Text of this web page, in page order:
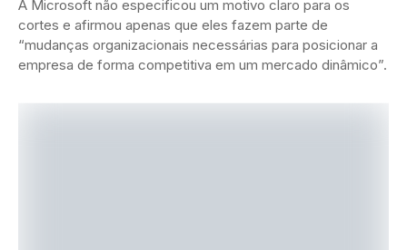
A Microsoft não especificou um motivo claro para os
cortes e afirmou apenas que eles fazem parte de
“mudanças organizacionais necessárias para posicionar a
empresa de forma competitiva em um mercado dinâmico”.